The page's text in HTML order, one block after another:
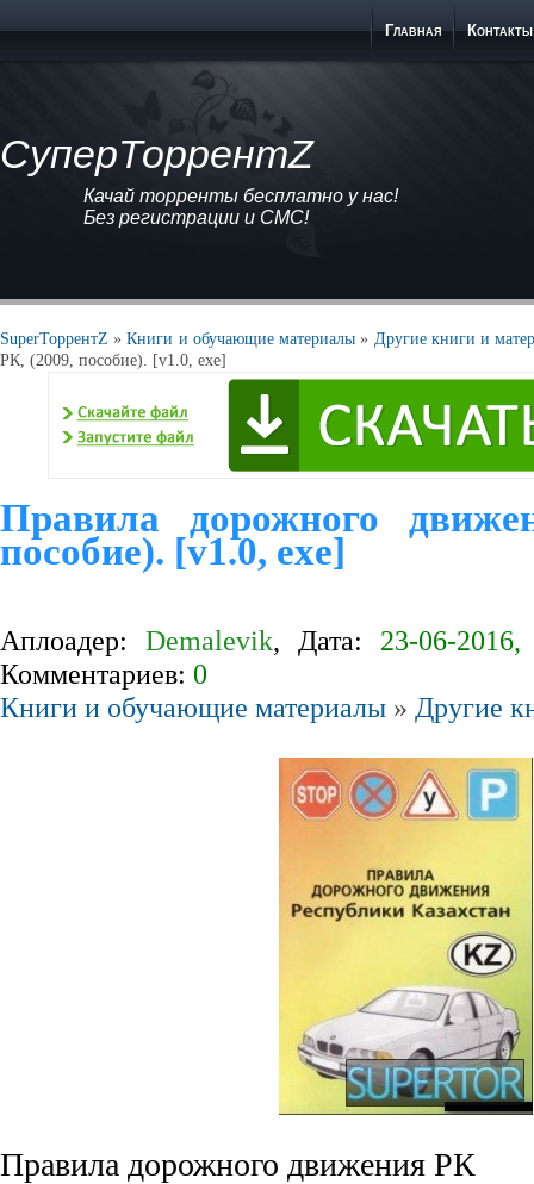
СуперТоррентZ
Качай торренты бесплатно у нас!
Без регистрации и СМС!
Главная Контакты
SuperТоррентZ »Книги и обучающие материалы » Другие книги и
РК, (2009, пособие). [v1.0, exe]
Правила дорожного
пособие). [v1.0, exe]
Аплоадер: Demalevik, Дата:
23-06-
Комментариев: 0
Книги и обучающие материалы » Другие
Правила дорожного движения РК